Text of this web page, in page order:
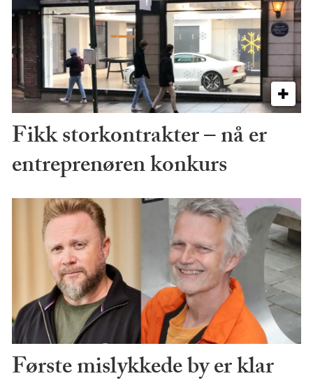
Fikk storkontrakter – nå er
entreprenøren konkurs
Første mislykkede by er klar